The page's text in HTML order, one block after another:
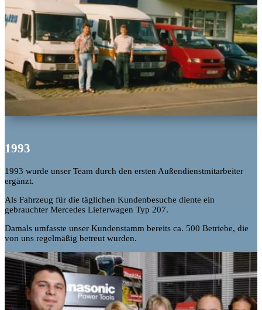
1993
1993 wurde unser Team durch den ersten Außendienstmitarbeiter
ergänzt.
Als Fahrzeug für die täglichen Kundenbesuche diente ein
gebrauchter Mercedes Lieferwagen Typ 207.
Damals umfasste unser Kundenstamm bereits ca. 500 Betriebe, die
von uns regelmäßig betreut wurden.